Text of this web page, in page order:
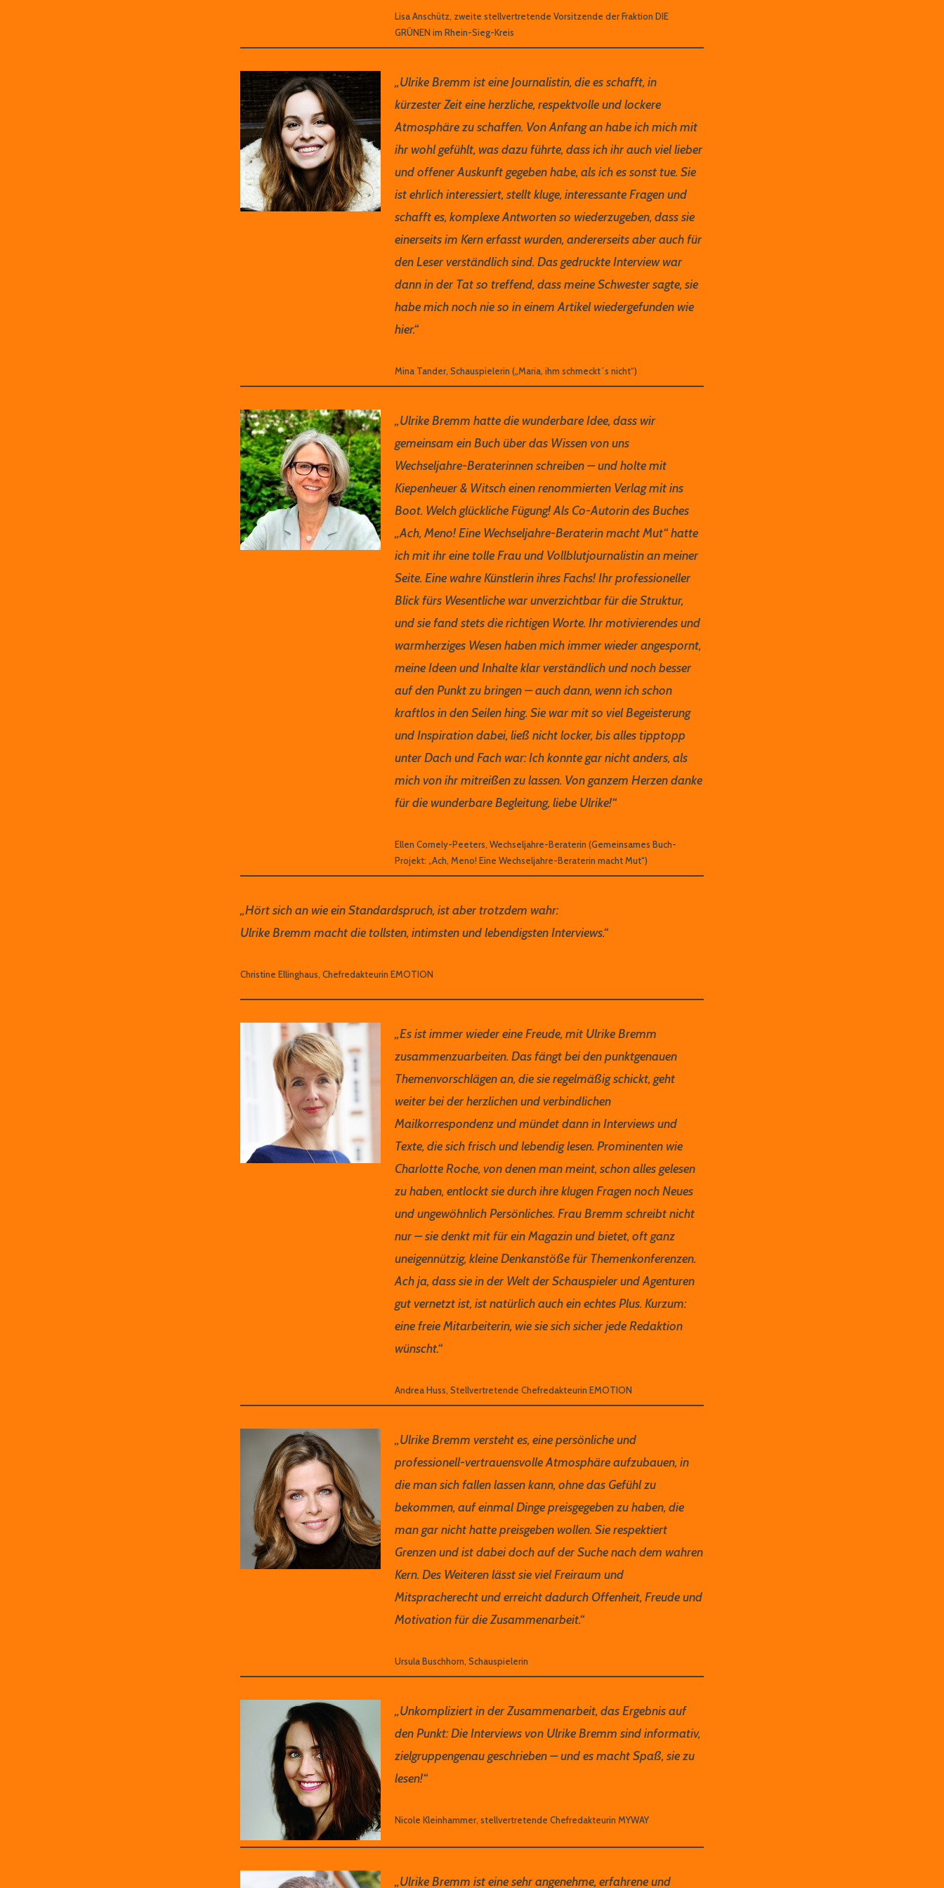
Lisa Anschütz, zweite stellvertretende Vorsitzende der Fraktion DIE
GRÜNEN im Rhein-Sieg-Kreis
„Ulrike Bremm ist eine Journalistin, die es schafft, in
kürzester Zeit eine herzliche, respektvolle und lockere
Atmosphäre zu schaffen. Von Anfang an habe ich mich mit
ihr wohl gefühlt, was dazu führte, dass ich ihr auch viel lieber
und offener Auskunft gegeben habe, als ich es sonst tue. Sie
ist ehrlich interessiert, stellt kluge, interessante Fragen und
schafft es, komplexe Antworten so wiederzugeben, dass sie
einerseits im Kern erfasst wurden, andererseits aber auch für
den Leser verständlich sind. Das gedruckte Interview war
dann in der Tat so treffend, dass meine Schwester sagte, sie
habe mich noch nie so in einem Artikel wiedergefunden wie
hier.“
Mina Tander, Schauspielerin („Maria, ihm schmeckt´s nicht“)
„Ulrike Bremm hatte die wunderbare Idee, dass wir
gemeinsam ein Buch über das Wissen von uns
Wechseljahre-Beraterinnen schreiben – und holte mit
Kiepenheuer & Witsch einen renommierten Verlag mit ins
Boot. Welch glückliche Fügung! Als Co-Autorin des Buches
„Ach, Meno! Eine Wechseljahre-Beraterin macht Mut“ hatte
ich mit ihr eine tolle Frau und Vollblutjournalistin an meiner
Seite. Eine wahre Künstlerin ihres Fachs! Ihr professioneller
Blick fürs Wesentliche war unverzichtbar für die Struktur,
und sie fand stets die richtigen Worte. Ihr motivierendes und
warmherziges Wesen haben mich immer wieder angespornt,
meine Ideen und Inhalte klar verständlich und noch besser
auf den Punkt zu bringen – auch dann, wenn ich schon
kraftlos in den Seilen hing. Sie war mit so viel Begeisterung
und Inspiration dabei, ließ nicht locker, bis alles tipptopp
unter Dach und Fach war: Ich konnte gar nicht anders, als
mich von ihr mitreißen zu lassen. Von ganzem Herzen danke
für die wunderbare Begleitung, liebe Ulrike!“
Ellen Cornely-Peeters, Wechseljahre-Beraterin (Gemeinsames Buch-
Projekt: „Ach, Meno! Eine Wechseljahre-Beraterin macht Mut“)
„Hört sich an wie ein Standardspruch, ist aber trotzdem wahr:
Ulrike Bremm macht die tollsten, intimsten und lebendigsten Interviews.“
Christine Ellinghaus, Chefredakteurin EMOTION
„Es ist immer wieder eine Freude, mit Ulrike Bremm
zusammenzuarbeiten. Das fängt bei den punktgenauen
Themenvorschlägen an, die sie regelmäßig schickt, geht
weiter bei der herzlichen und verbindlichen
Mailkorrespondenz und mündet dann in Interviews und
Texte, die sich frisch und lebendig lesen. Prominenten wie
Charlotte Roche, von denen man meint, schon alles gelesen
zu haben, entlockt sie durch ihre klugen Fragen noch Neues
und ungewöhnlich Persönliches. Frau Bremm schreibt nicht
nur – sie denkt mit für ein Magazin und bietet, oft ganz
uneigennützig, kleine Denkanstöße für Themenkonferenzen.
Ach ja, dass sie in der Welt der Schauspieler und Agenturen
gut vernetzt ist, ist natürlich auch ein echtes Plus. Kurzum:
eine freie Mitarbeiterin, wie sie sich sicher jede Redaktion
wünscht.“
Andrea Huss, Stellvertretende Chefredakteurin EMOTION
„Ulrike Bremm versteht es, eine persönliche und
professionell-vertrauensvolle Atmosphäre aufzubauen, in
die man sich fallen lassen kann, ohne das Gefühl zu
bekommen, auf einmal Dinge preisgegeben zu haben, die
man gar nicht hatte preisgeben wollen. Sie respektiert
Grenzen und ist dabei doch auf der Suche nach dem wahren
Kern. Des Weiteren lässt sie viel Freiraum und
Mitspracherecht und erreicht dadurch Offenheit, Freude und
Motivation für die Zusammenarbeit.“
Ursula Buschhorn, Schauspielerin
„Unkompliziert in der Zusammenarbeit, das Ergebnis auf
den Punkt: Die Interviews von Ulrike Bremm sind informativ,
zielgruppengenau geschrieben – und es macht Spaß, sie zu
lesen!“
Nicole Kleinhammer, stellvertretende Chefredakteurin MYWAY
„Ulrike Bremm ist eine sehr angenehme, erfahrene und